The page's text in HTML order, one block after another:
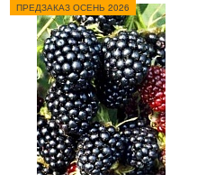
ПРЕДЗАКАЗ ОСЕНЬ 2026